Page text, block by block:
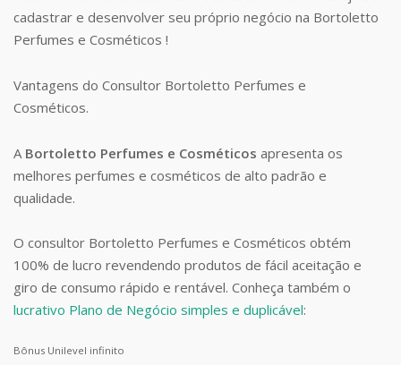
cadastrar e desenvolver seu próprio negócio na Bortoletto
Perfumes e Cosméticos !
Vantagens do Consultor Bortoletto Perfumes e
Cosméticos.
A Bortoletto Perfumes e Cosméticos apresenta os
melhores perfumes e cosméticos de alto padrão e
qualidade.
O consultor Bortoletto Perfumes e Cosméticos obtém
100% de lucro revendendo produtos de fácil aceitação e
giro de consumo rápido e rentável. Conheça também o
lucrativo Plano de Negócio simples e duplicável:
Bônus Unilevel infinito